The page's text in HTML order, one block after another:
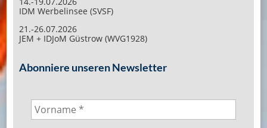
IDM Werbelinsee (SVSF)
21.-26.07.2026
JEM + IDJoM Güstrow (WVG1928)
Abonniere unseren Newsletter